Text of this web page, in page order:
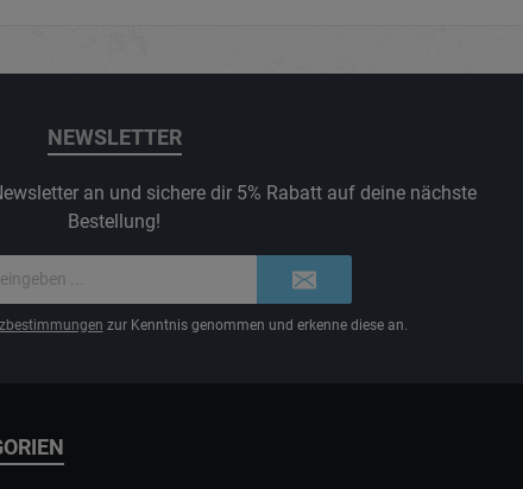
NEWSLETTER
an und sichere dir 5% Rabatt auf deine nächste
Bestellung!
Mail-
Adresse*
zur Kenntnis genommen und erkenne diese an.